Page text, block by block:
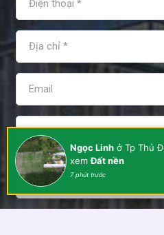
Ngọc Linh ở Tp Thủ
xemĐất nền
7 phút trước